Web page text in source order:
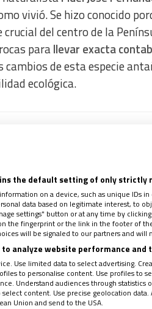
vivió. Se hizo conocido
crucial del centro de la
parallevar exacta
cambios de esta especie
ecológica.
recibir gratis por WhatsApp
en el boletín gratuito y recibe
ni heroicidades, se
Pedro Rodríguez Panizo en
de cristiano auténtico, con
the default setting of only strictly
on a device, such as unique IDs
data based on legitimate interest, to
settings" button or at any time by
the fingerprint or the link in the footer of
will be signaled to our partners and will
analyze website performance and
Use limited data to select advertising.
to personalise content. Use profiles to
Understand audiences through
content. Use precise geolocation
Union and send to the USA.